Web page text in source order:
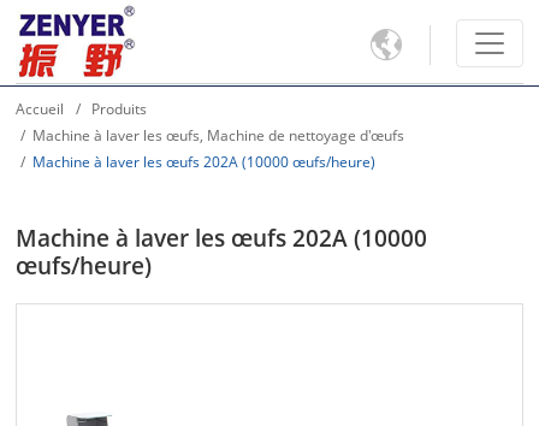

Accueil
Produits
Machine à laver les œufs, Machine de nettoyage d'œufs
Machine à laver les œufs 202A (10000 œufs/heure)
Machine à laver les œufs 202A (10000
œufs/heure)